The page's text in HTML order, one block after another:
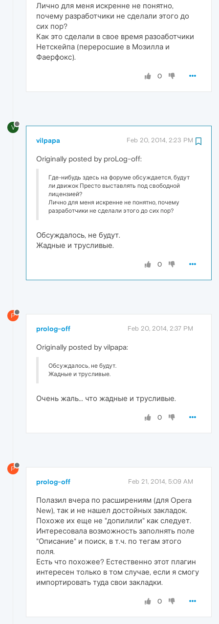
Лично для меня искренне не понятно,
почему разработчики не сделали этого до
сих пор?
Как это сделали в свое время разоаботчики
Нетскейпа (переросшие в Мозилла и
Фаерфокс).
0
V
vilpapa Feb 20, 2014, 2:23 PM
Originally posted by proLog-off:
Где-нибудь здесь на форуме обсуждается, будут
ли движок Престо выставлять под свободной
лицензией?
Лично для меня искренне не понятно, почему
разработчики не сделали этого до сих пор?
Обсуждалось, не будут.
Жадные и трусливые.
0
P
prolog-off Feb 20, 2014, 2:37 PM
Originally posted by vilpapa:
Обсуждалось, не будут.
Жадные и трусливые.
Очень жаль... что жадные и трусливые.
0
P
prolog-off Feb 21, 2014, 5:09 AM
Полазил вчера по расширениям (для Opera
New), так и не нашел достойных закладок.
Похоже их еще не "допилили" как следует.
Интересовала возможность заполнять поле
"Описание" и поиск, в т.ч. по тегам этого
поля.
Есть что похожее? Естественно этот плагин
интересен только в том случае, если я смогу
импортировать туда свои закладки.
0